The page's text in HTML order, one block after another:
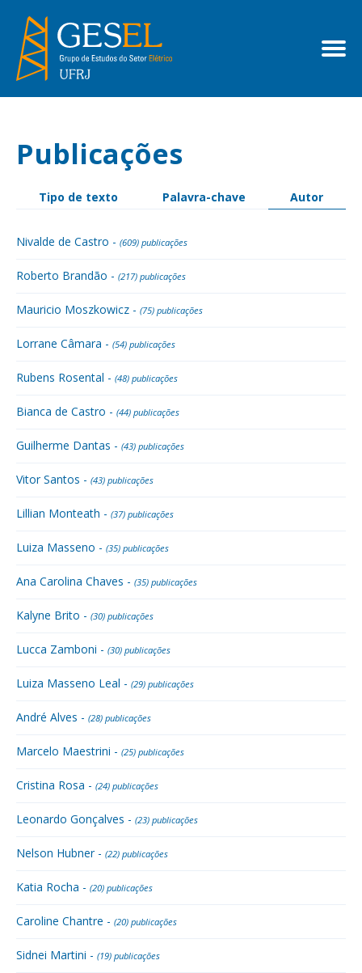
Publicações
Tipo de texto Palavra-chave Autor
Nivalde de Castro - (609) publicações
Roberto Brandão - (217) publicações
Mauricio Moszkowicz - (75) publicações
Lorrane Câmara - (54) publicações
Rubens Rosental - (48) publicações
Bianca de Castro - (44) publicações
Guilherme Dantas - (43) publicações
Vitor Santos - (43) publicações
Lillian Monteath - (37) publicações
Luiza Masseno - (35) publicações
Ana Carolina Chaves - (35) publicações
Kalyne Brito - (30) publicações
Lucca Zamboni - (30) publicações
Luiza Masseno Leal - (29) publicações
André Alves - (28) publicações
Marcelo Maestrini - (25) publicações
Cristina Rosa - (24) publicações
Leonardo Gonçalves - (23) publicações
Nelson Hubner - (22) publicações
Katia Rocha - (20) publicações
Caroline Chantre - (20) publicações
Sidnei Martini - (19) publicações